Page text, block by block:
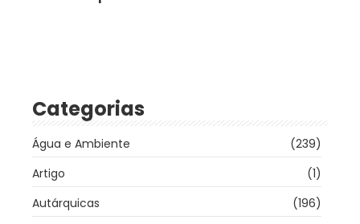
Categorias
Água e Ambiente
(239)
Artigo
(1)
Autárquicas
(196)